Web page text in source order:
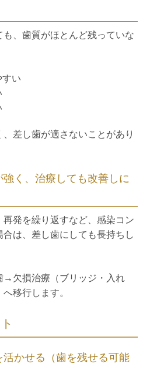
、歯質がほとんど残っていな
すい
差し歯が適さないことがあり
く、治療しても改善しに
発を繰り返すなど、感染コン
合は、差し歯にしても長持ちし
→欠損治療（ブリッジ・入れ
移行します。
かせる（歯を残せる可能